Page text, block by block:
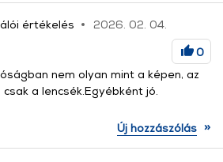
értékelés
2026. 02. 04.
0
nem olyan mint a képen, az
a lencsék.Egyébként jó.
Új hozzászólás »